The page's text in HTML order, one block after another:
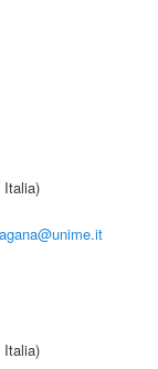
Italia)
Italia)